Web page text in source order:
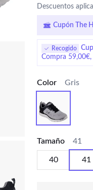
Descuentos
Cupón The
Recogido
Compra
Color Gris
Tamaño 41
40 41